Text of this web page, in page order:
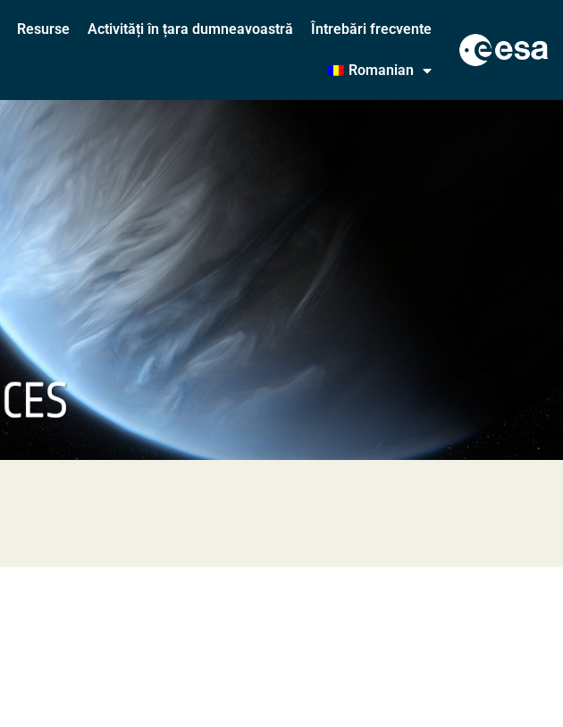
Resurse Activități în țara dumneavoastră Întrebări frecvente
Romanian